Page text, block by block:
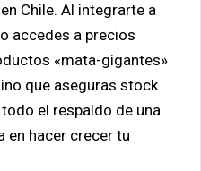
Chile. Al integrarte a
accedes a precios
«mata-gigantes»
que aseguras stock
el respaldo de una
en hacer crecer tu